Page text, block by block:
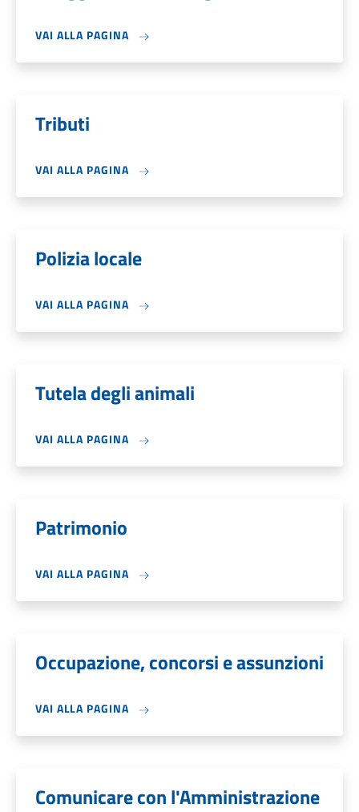
VAI ALLA PAGINA
Tributi
VAI ALLA PAGINA
Polizia locale
VAI ALLA PAGINA
Tutela degli animali
VAI ALLA PAGINA
Patrimonio
VAI ALLA PAGINA
Occupazione, concorsi e assunzioni
VAI ALLA PAGINA
Comunicare con l'Amministrazione